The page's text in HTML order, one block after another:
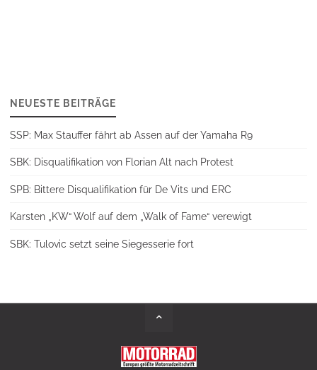
NEUESTE BEITRÄGE
SSP: Max Stauffer fährt ab Assen auf der Yamaha R9
SBK: Disqualifikation von Florian Alt nach Protest
SPB: Bittere Disqualifikation für De Vits und ERC
Karsten „KW“ Wolf auf dem „Walk of Fame“ verewigt
SBK: Tulovic setzt seine Siegesserie fort
Back